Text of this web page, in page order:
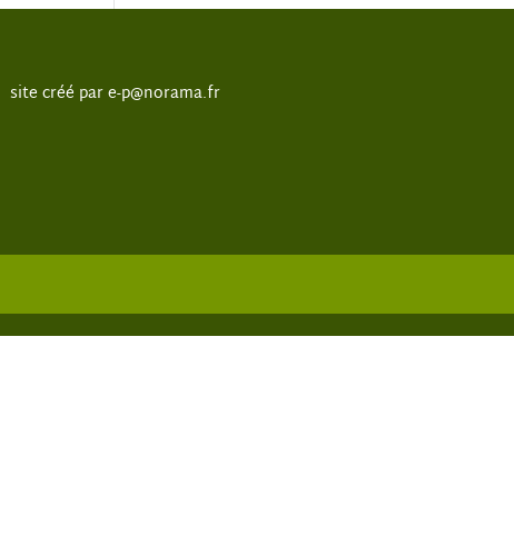
site créé pare-p@norama.fr